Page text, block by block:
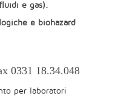
e gas).
e biohazard
0331 18.34.048
per laboratori